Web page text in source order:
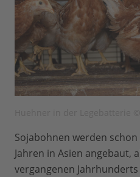
Sojabohnen werden
Jahren in Asien angebaut,
vergangenen